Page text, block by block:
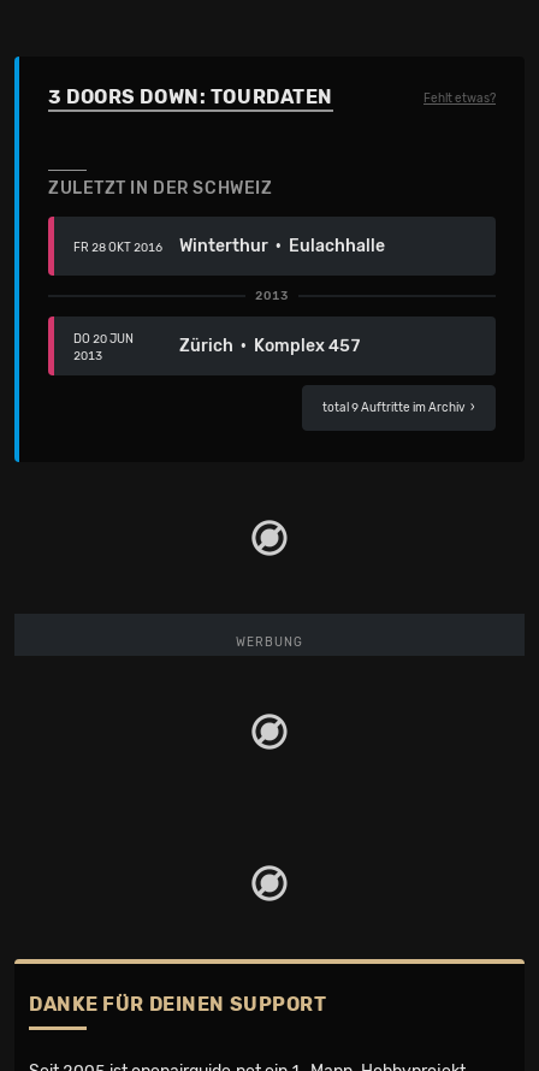
3 DOORS DOWN: TOURDATEN Fehlt etwas?
ZULETZT IN DER SCHWEIZ
FR 28 OKT 2016 Winterthur · Eulachhalle
2013
DO 20 JUN
2013
Zürich · Komplex 457
total 9 Auftritte im Archiv ›
WERBUNG
DANKE FÜR DEINEN SUPPORT